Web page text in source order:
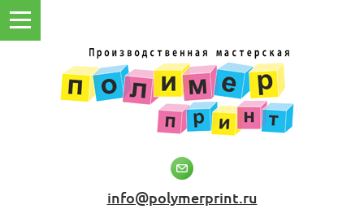
info@polymerprint.ru